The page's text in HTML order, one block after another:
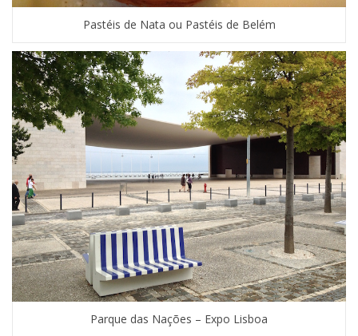
Pastéis de Nata ou Pastéis de Belém
Parque das Nações – Expo Lisboa